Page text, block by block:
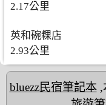
2.17公里
英和碗粿店
2.93公里
bluezz民宿筆記本,